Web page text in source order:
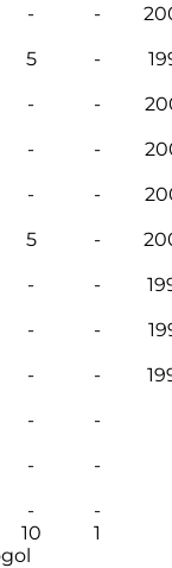
- -
5 -
- -
- -
- -
5 -
- -
- -
- -
-
-
-
-
-
-
10
1